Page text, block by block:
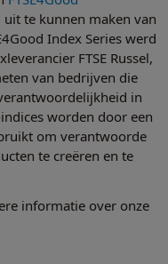
te kunnen maken van
Index Series werd
FTSE Russel,
van bedrijven die
in
worden door een
om verantwoorde
te creëren en te
informatie over onze